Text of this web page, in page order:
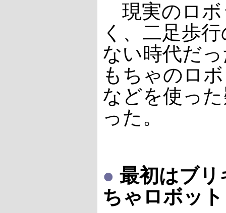
現実のロボ
く、二足歩
ない時代だ
もちゃのロ
などを使っ
った。
● 最初はブ
ちゃロボット